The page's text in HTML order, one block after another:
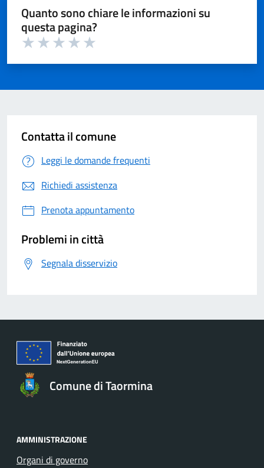
Quanto sono chiare le informazioni su
questa pagina?
Contatta il comune
Leggi le domande frequenti
Richiedi assistenza
Prenota appuntamento
Problemi in città
Segnala disservizio
Comune di Taormina
AMMINISTRAZIONE
Organi di governo